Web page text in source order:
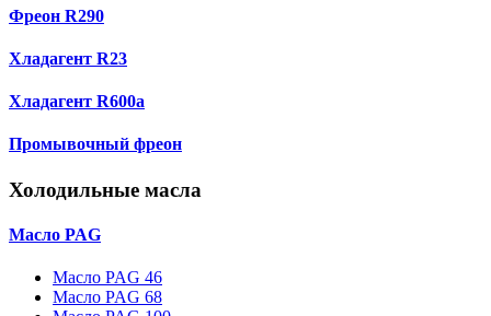
Фреон R290
Хладагент R23
Хладагент R600a
Промывочный фреон
Холодильные масла
Масло PAG
Масло PAG 46
Масло PAG 68